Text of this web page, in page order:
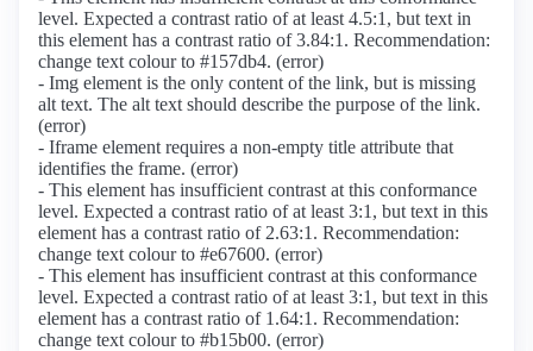
level. Expected a contrast ratio of at least 4.5:1, but text in
this element has a contrast ratio of 3.84:1. Recommendation:
change text colour to #157db4. (error)
- Img element is the only content of the link, but is missing
alt text. The alt text should describe the purpose of the link.
(error)
- Iframe element requires a non-empty title attribute that
identifies the frame. (error)
- This element has insufficient contrast at this conformance
level. Expected a contrast ratio of at least 3:1, but text in this
element has a contrast ratio of 2.63:1. Recommendation:
change text colour to #e67600. (error)
- This element has insufficient contrast at this conformance
level. Expected a contrast ratio of at least 3:1, but text in this
element has a contrast ratio of 1.64:1. Recommendation:
change text colour to #b15b00. (error)